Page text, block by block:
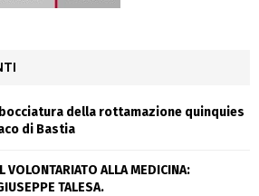
della rottamazione quinquies
di Bastia
VOLONTARIATO ALLA MEDICINA:
TALESA.